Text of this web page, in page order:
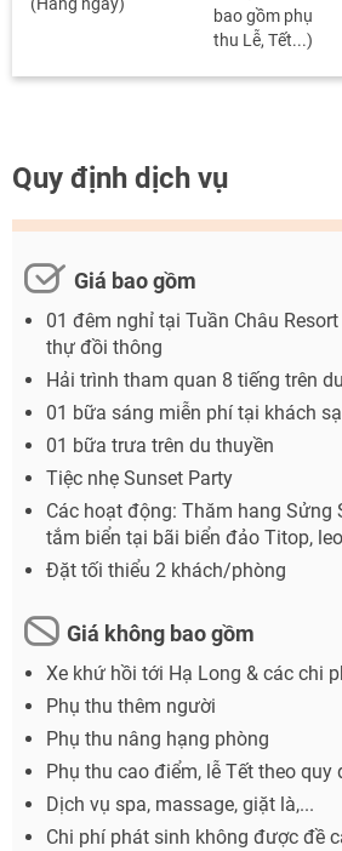
bao gồm phụ
thu Lễ, Tết...)
Quy định dịch vụ
Giá bao gồm
01 đêm nghỉ tại Tuần Châu
thự đồi thông
Hải trình tham quan 8 tiếng trên
01 bữa sáng miễn phí tại khách
01 bữa trưa trên du thuyền
Tiệc nhẹ Sunset Party
Các hoạt động: Thăm hang Sửng
tắm biển tại bãi biển đảo Titop,
Đặt tối thiểu 2 khách/phòng
Giá không bao gồm
Xe khứ hồi tới Hạ Long & các chi
Phụ thu thêm người
Phụ thu nâng hạng phòng
Phụ thu cao điểm, lễ Tết theo quy
Dịch vụ spa, massage, giặt là,...
Chi phí phát sinh không được đề